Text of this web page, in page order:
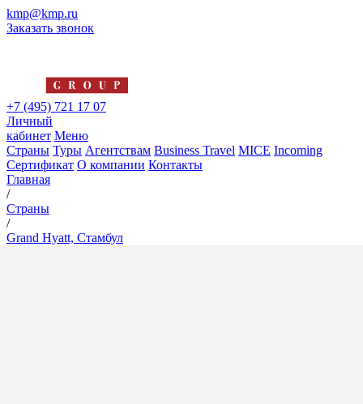
kmp@kmp.ru
Заказать звонок
+7 (495) 721 17 07
Личный
кабинет Меню
Страны Туры Агентствам Business Travel MICE Incoming
Сертификат О компании Контакты
Главная
/
Страны
/
Grand Hyatt, Стамбул